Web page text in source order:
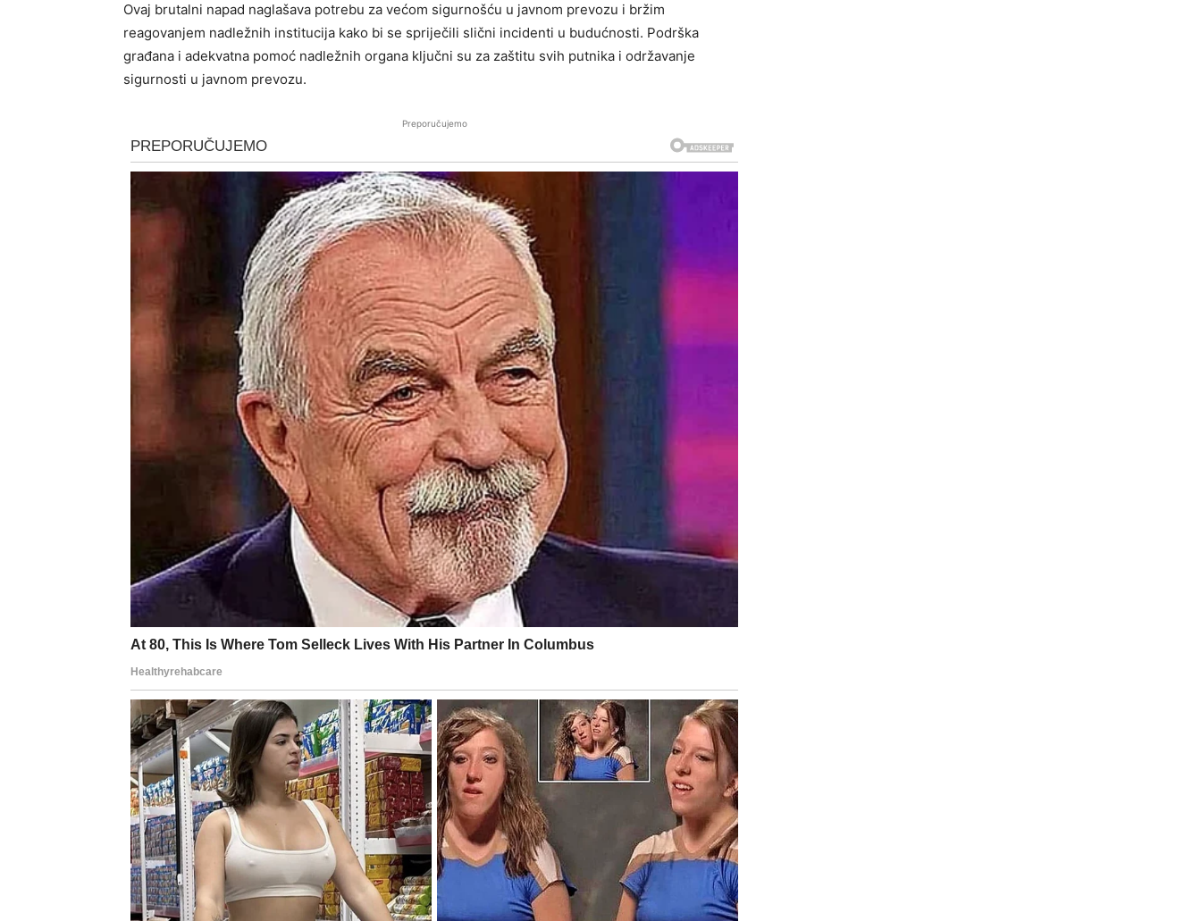
Ovaj brutalni napad naglašava potrebu za većom sigurnošću u javnom prevozu i bržim
reagovanjem nadležnih institucija kako bi se spriječili slični incidenti u budućnosti. Podrška
građana i adekvatna pomoć nadležnih organa ključni su za zaštitu svih putnika i održavanje
sigurnosti u javnom prevozu.
Preporučujemo